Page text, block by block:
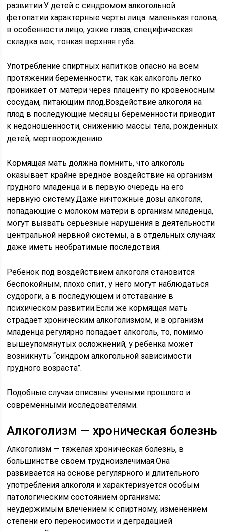
развитии.У детей с синдромом алкогольной
фетопатии характерные черты лица: маленькая голова,
в особенности лицо, узкие глаза, специфическая
складка век, тонкая верхняя губа.
Употребление спиртных напитков опасно на всем
протяжении беременности, так как алкоголь легко
проникает от матери через плаценту по кровеносным
сосудам, питающим плод.Воздействие алкоголя на
плод в последующие месяцы беременности приводит
к недоношенности, снижению массы тела, рожденных
детей, мертворождению.
Кормящая мать должна помнить, что алкоголь
оказывает крайне вредное воздействие на организм
грудного младенца и в первую очередь на его
нервную систему.Даже ничтожные дозы алкоголя,
попадающие с молоком матери в организм младенца,
могут вызвать серьезные нарушения в деятельности
центральной нервной системы, а в отдельных случаях
даже иметь необратимые последствия.
Ребенок под воздействием алкоголя становится
беспокойным, плохо спит, у него могут наблюдаться
судороги, а в последующем и отставание в
психическом развитии.Если же кормящая мать
страдает хроническим алкоголизмом, и в организм
младенца регулярно попадает алкоголь, то, помимо
вышеупомянутых осложнений, у ребенка может
возникнуть “синдром алкогольной зависимости
грудного возраста”.
Подобные случаи описаны учеными прошлого и
современными исследователями.
Алкоголизм — хроническая болезнь
Алкоголизм — тяжелая хроническая болезнь, в
большинстве своем трудноизлечимая.Она
развивается на основе регулярного и длительного
употребления алкоголя и характеризуется особым
патологическим состоянием организма:
неудержимым влечением к спиртному, изменением
степени его переносимости и деградацией